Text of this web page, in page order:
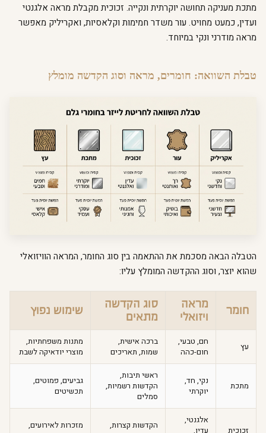
מתכת מעניקה תחושה יוקרתית ונקייה. זכוכית מקבלת מראה אלגנטי
ועדין, כמעט מחויט. עור משדר חמימות וקלאסיות, ואקריליק מאפשר
מראה מודרני ונקי במיוחד.
טבלת השוואה: חומרים, מראה וסוג הקדשה מומלץ
הטבלה הבאה מסכמת את ההתאמה בין סוג החומר, המראה הוויזואלי
שהוא יוצר, וסוג ההקדשה המומלץ עליו:
חומר
מראה
ויזואלי
סוג הקדשה
מתאים
שימוש נפוץ
עץ
חם, טבעי,
חום-כהה
ברכה אישית,
שמות, תאריכים
מתנות משפחתיות,
מוצרי יודאיקה לשבת
מתכת
נקי, חד,
יוקרתי
ראשי תיבות,
הקדשות רשמיות,
סמלים
גביעים, פמוטים,
תכשיטים
זכוכית
אלגנטי,
עדין,
הקדשות קצרות,
מזכרות לאירועים,